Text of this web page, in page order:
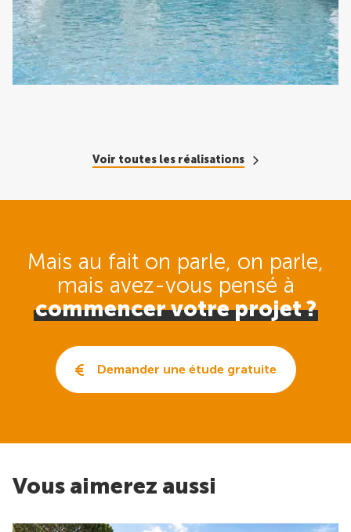
Voir toutes les réalisations
Mais au fait on parle, on parle,
mais avez-vous pensé à
commencer votre projet ?
Demander une étude gratuite
Vous aimerez aussi